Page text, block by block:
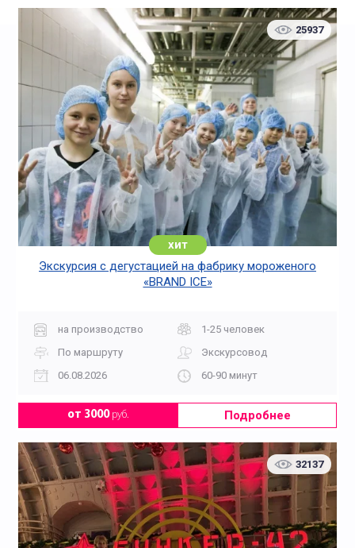
25937
хит
Экскурсия с дегустацией на фабрику мороженого
«BRAND ICE»
на производство
1-25 человек
По маршруту
Экскурсовод
06.08.2026
60-90 минут
от 3000руб. Подробнее
32137